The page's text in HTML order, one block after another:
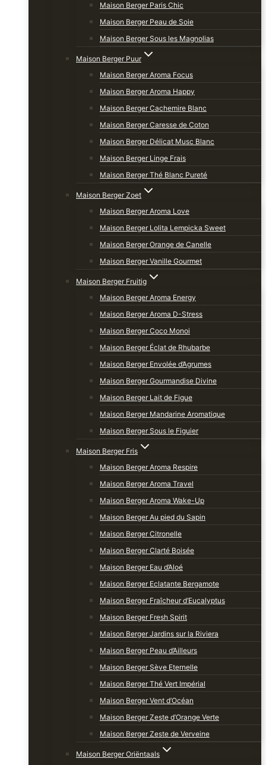
Maison Berger Paris Chic
Maison Berger Peau de Soie
Maison Berger Sous les Magnolias
Maison Berger Puur
Maison Berger Aroma Focus
Maison Berger Aroma Happy
Maison Berger Cachemire Blanc
Maison Berger Caresse de Coton
Maison Berger Délicat Musc Blanc
Maison Berger Linge Frais
Maison Berger Thé Blanc Pureté
Maison Berger Zoet
Maison Berger Aroma Love
Maison Berger Lolita Lempicka Sweet
Maison Berger Orange de Canelle
Maison Berger Vanille Gourmet
Maison Berger Fruitig
Maison Berger Aroma Energy
Maison Berger Aroma D-Stress
Maison Berger Coco Monoi
Maison Berger Éclat de Rhubarbe
Maison Berger Envolée d’Agrumes
Maison Berger Gourmandise Divine
Maison Berger Lait de Figue
Maison Berger Mandarine Aromatique
Maison Berger Sous le Figuier
Maison Berger Fris
Maison Berger Aroma Respire
Maison Berger Aroma Travel
Maison Berger Aroma Wake-Up
Maison Berger Au pied du Sapin
Maison Berger Citronelle
Maison Berger Clarté Boisée
Maison Berger Eau d’Aloé
Maison Berger Eclatante Bergamote
Maison Berger Fraîcheur d’Eucalyptus
Maison Berger Fresh Spirit
Maison Berger Jardins sur la Riviera
Maison Berger Peau d’Ailleurs
Maison Berger Sève Eternelle
Maison Berger Thé Vert Impérial
Maison Berger Vent d’Océan
Maison Berger Zeste d’Orange Verte
Maison Berger Zeste de Verveine
Maison Berger Oriëntaals